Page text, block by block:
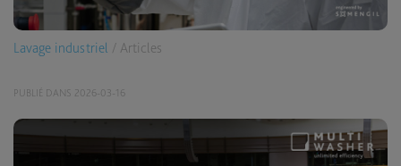
Lavage industriel / Articles
PUBLIÉ DANS 2026-03-16